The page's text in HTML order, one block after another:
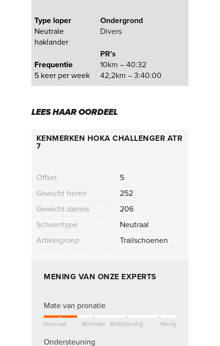
Type loper
Neutrale
haklander
Frequentie
5 keer per week
Ondergrond
Divers
PR’s
10km – 40:32
42,2km – 3:40:00
LEES HAAR OORDEEL
KENMERKEN HOKA CHALLENGER ATR
7
Offset
5
Gewicht heren
252
Gewicht dames
206
Schoentype
Neutraal
Artikelgroep
Trailschoenen
MENING VAN ONZE EXPERTS
Mate van pronatie
Neutraal Minimaal Middelmatig Hevig
Ondersteuning